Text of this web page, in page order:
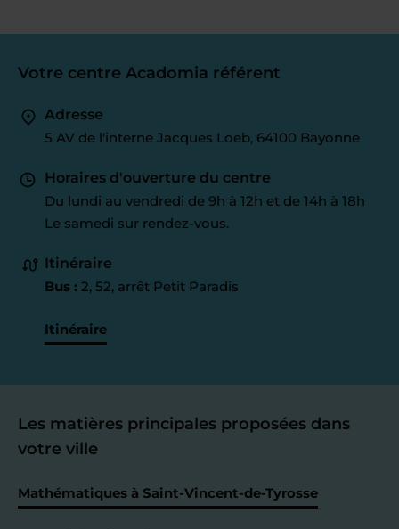
Votre centre Acadomia référent
Adresse
5 AV de l'interne Jacques Loeb, 64100 Bayonne
Horaires d'ouverture du centre
Du lundi au vendredi de 9h à 12h et de 14h à 18h
Le samedi sur rendez-vous.
Itinéraire
Bus : 2, 52, arrêt Petit Paradis
Itinéraire
Les matières principales proposées dans
votre ville
Mathématiques à Saint-Vincent-de-Tyrosse